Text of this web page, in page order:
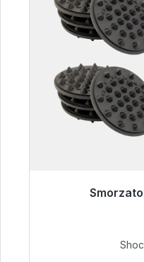
Pronto per la